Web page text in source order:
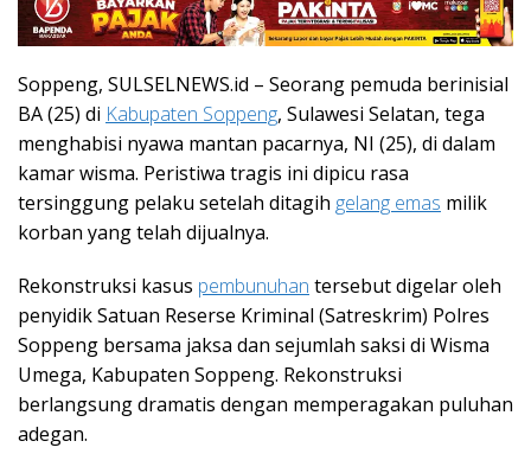
Soppeng, SULSELNEWS.id – Seorang pemuda berinisial
BA (25) di Kabupaten Soppeng, Sulawesi Selatan, tega
menghabisi nyawa mantan pacarnya, NI (25), di dalam
kamar wisma. Peristiwa tragis ini dipicu rasa
tersinggung pelaku setelah ditagih gelang emas milik
korban yang telah dijualnya.
Rekonstruksi kasus pembunuhan tersebut digelar oleh
penyidik Satuan Reserse Kriminal (Satreskrim) Polres
Soppeng bersama jaksa dan sejumlah saksi di Wisma
Umega, Kabupaten Soppeng. Rekonstruksi
berlangsung dramatis dengan memperagakan puluhan
adegan.